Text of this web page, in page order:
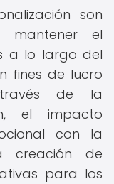
son
mantener el
a lo largo del
fines de lucro
de la
el impacto
con la
creación de
para los